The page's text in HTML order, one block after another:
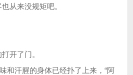
从来没规矩吧。
开了门。
和汗腥的身体已经扑了上来，“阿